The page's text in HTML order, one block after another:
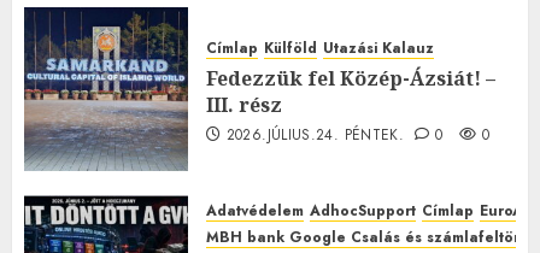
Címlap Külföld Utazási Kalauz
Fedezzük fel Közép-Ázsiát! –
III. rész
2026.JÚLIUS.24. PÉNTEK. 0 0
Adatvédelem AdhocSupport Címlap
MBH bank Google Csalás és